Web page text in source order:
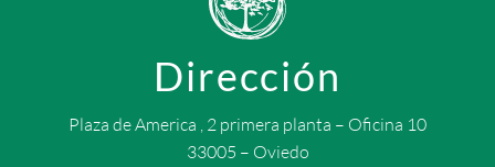
Dirección
Plaza de America , 2 primera planta – Oficina 10
33005 – Oviedo